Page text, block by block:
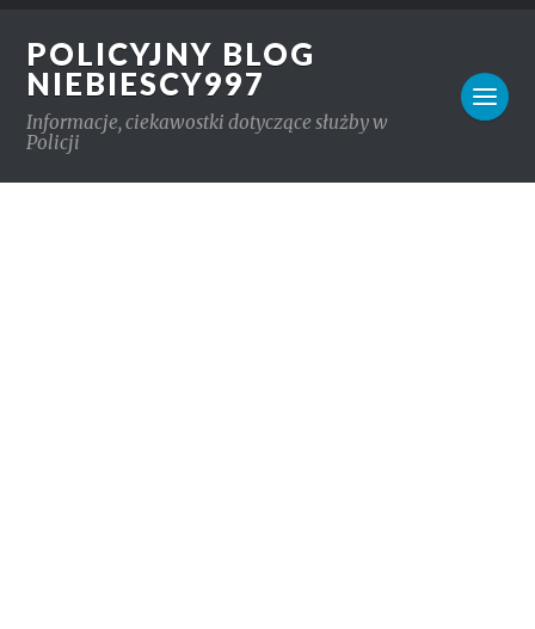
POLICYJNY BLOG
NIEBIESCY997
Informacje, ciekawostki dotyczące służby w
Policji